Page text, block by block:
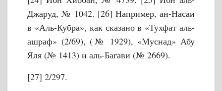
Джаруд, № 1042. [26] Например, ан-Насаи
в «Аль-Кубра», как сказано в «Тухфат аль-
ашраф» (2/69), (№ 1929), «Муснад» Абу
Яля (№ 1413) и аль-Багави (№ 2669).
[27] 2/297.